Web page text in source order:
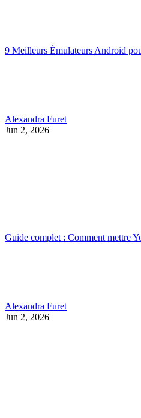
9 Meilleurs Émulateurs Android
Alexandra Furet
Jun 2, 2026
Guide complet : Comment mettre
Alexandra Furet
Jun 2, 2026